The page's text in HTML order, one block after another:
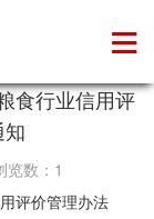
食行业信用评
数：1
评价管理办法